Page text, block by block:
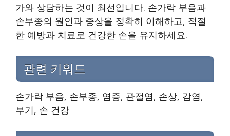
가와 상담하는 것이 최선입니다. 손가락 부음과
손부종의 원인과 증상을 정확히 이해하고, 적절
한 예방과 치료로 건강한 손을 유지하세요.
관련 키워드
손가락 부음, 손부종, 염증, 관절염, 손상, 감염,
부기, 손 건강